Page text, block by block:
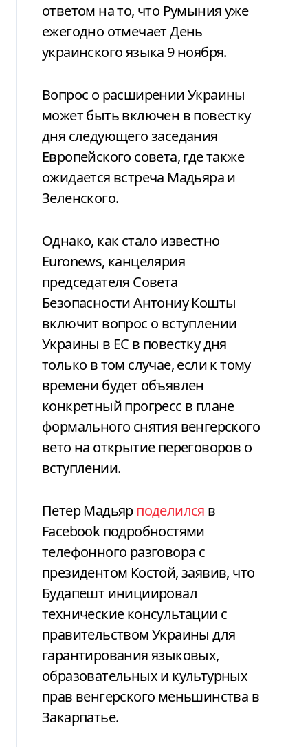
ответом на то, что Румыния уже
ежегодно отмечает День
украинского языка 9 ноября.
Вопрос о расширении Украины
может быть включен в повестку
дня следующего заседания
Европейского совета, где также
ожидается встреча Мадьяра и
Зеленского.
Однако, как стало известно
Euronews, канцелярия
председателя Совета
Безопасности Антониу Кошты
включит вопрос о вступлении
Украины в ЕС в повестку дня
только в том случае, если к тому
времени будет объявлен
конкретный прогресс в плане
формального снятия венгерского
вето на открытие переговоров о
вступлении.
Петер Мадьярподелился в
Facebook подробностями
телефонного разговора с
президентом Костой, заявив, что
Будапешт инициировал
технические консультации с
правительством Украины для
гарантирования языковых,
образовательных и культурных
прав венгерского меньшинства в
Закарпатье.